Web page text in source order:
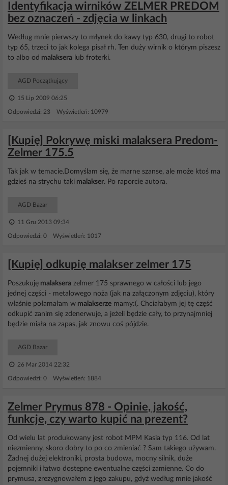
Identyfikacja wirników ZELMER PREDOM
bez oznaczeń - zdjęcia w linkach
Według mnie pierwszy to młynek do kawy typ 630, drugi to robot
typ 65, trzeci to jak kolega pisał rh. Ten duży wirnik o którym piszesz
to albo od malaksera lub froterki.
AGD Początkujący
15 Lip 2009 06:25
Odpowiedzi: 23 Wyświetleń: 10979
[Kupię] Pokrywę miski malaksera Predom-
Zelmer 175.5
Tak jak w temacie.Domyślam się, że marne szanse, ale może ktoś ma
gdzieś na strychu taki malakser. Po raporcie autora.
AGD Bazar
11 Gru 2013 09:34
Odpowiedzi: 0 Wyświetleń: 1017
[Kupię] odkupię malakser zelmer 175
Poszukuję malaksera zelmer 175 sprawnego w całości lub jego
jednej części - metalowego noża (jak na załączonym zdjęciu), który
właśnie połamałam w malakserze mamy:(. Chciałabym jej tę część
odkupić zanim się zdenerwuje, a jeżeli będzie cały, to przynajmniej
będzie miała na zapas, jak znowu coś pójdzie.
AGD Bazar
26 Mar 2014 22:32
Odpowiedzi: 0 Wyświetleń: 1884
Zelmer Prymus 878 - Opinie, jakość,
funkcje, czy warto kupić na prezent?
Od wielu lat produkowany jest robot MPM Kasia typ 116. Od lat
niezmienny, skoro dobry to po co zmieniać ? Sam takiego używam.
Żadnej dużej elektroniki, prosta budowa, mocny silnik, duże
pojemniki i łatwo dostepne ewentualne części zamienne. Co do
prymusa, zrezygnowałem z jego zakupu, gdyż według mnie jakość